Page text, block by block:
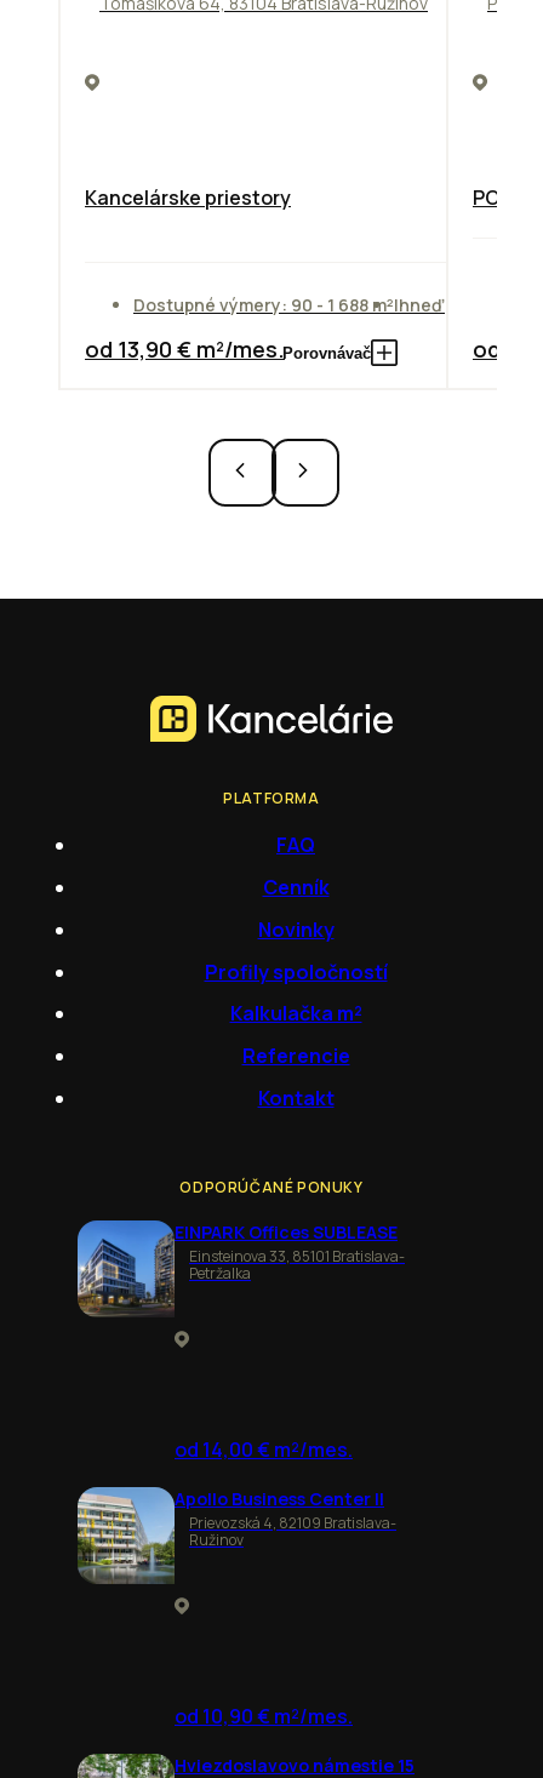
Kancelárske priestory
Dostupné výmery: 90 - 1 688 m²Ihneď
od 13,90 € m²/mes.Porovnávač od
PLATFORMA
FAQ
Cenník
Novinky
Profily spoločností
Kalkulačka m²
Referencie
Kontakt
ODPORÚČANÉ PONUKY
EINPARK Offices SUBLEASE
Einsteinova 33, 85101 Bratislava-
Petržalka
od 14,00 € m²/mes.
Apollo Business Center II
Prievozská 4, 82109 Bratislava-
Ružinov
od 10,90 € m²/mes.
Hviezdoslavovo námestie 15